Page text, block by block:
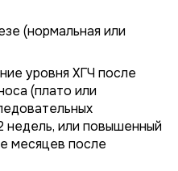
(нормальная или
уровня ХГЧ после
(плато или
недель, или повышенный
месяцев после